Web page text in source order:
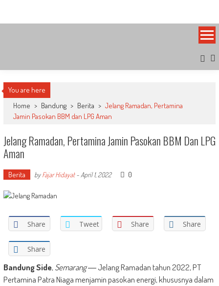
content
You are here
Home > Bandung > Berita > Jelang Ramadan, Pertamina
Jamin Pasokan BBM dan LPG Aman
Jelang Ramadan, Pertamina Jamin Pasokan BBM Dan LPG
Aman
Berita byFajar Hidayat- April 1, 2022 0
Share Tweet Share Share
Share
Bandung Side, Semarang― Jelang Ramadan tahun 2022, PT
Pertamina Patra Niaga menjamin pasokan energi, khususnya dalam